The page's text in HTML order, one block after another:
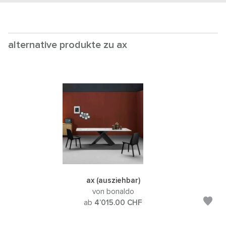
alternative produkte zu ax
ax (ausziehbar)
von bonaldo
ab 4’015.00 CHF